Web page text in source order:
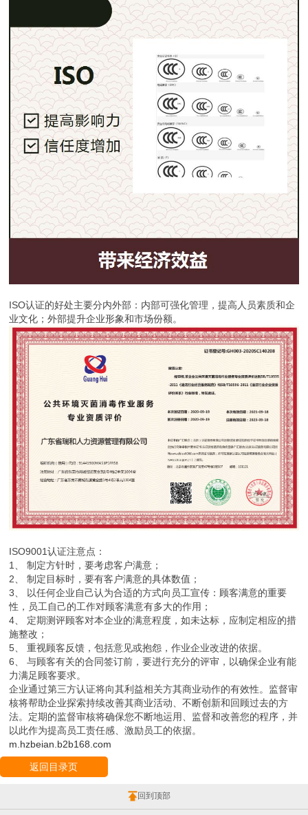
ISO认证的好处主要分内外部：内部可强化管理，提高人员素质和企
业文化；外部提升企业形象和市场份额。
ISO9001认证注意点：
1、 制定方针时，要考虑客户满意；
2、 制定目标时，要有客户满意的具体数值；
3、 以任何企业自己认为合适的方式向员工宣传：顾客满意的重要
性，员工自己的工作对顾客满意有多大的作用；
4、 定期测评顾客对本企业的满意程度，如未达标，应制定相应的措
施整改；
5、 重视顾客反馈，包括意见或抱怨，作业企业改进的依据。
6、 与顾客有关的合同签订前，要进行充分的评审，以确保企业有能
力满足顾客要求。
企业通过第三方认证将向其利益相关方其商业动作的有效性。监督审
核将帮助企业探索持续改善其商业活动、不断创新和回顾过去的方
法。定期的监督审核将确保您不断地运用、监督和改善您的程序，并
以此作为提高员工责任感、激励员工的依据。
m.hzbeian.b2b168.com
返回目录页
回到顶部